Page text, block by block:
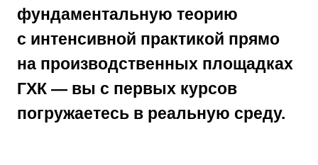
фундаментальную теорию
с интенсивной практикой прямо
на производственных площадках
ГХК — вы с первых курсов
погружаетесь в реальную среду.